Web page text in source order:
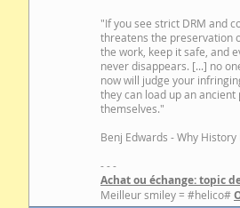
"If you see strict DRM and
threatens the preservation
the work, keep it safe, and
never disappears. [...] no
now will judge your
they can load up an
themselves."
Benj Edwards - Why
- - -
Achat ou échange: topic
Meilleur smiley = #helico#